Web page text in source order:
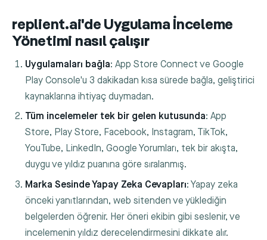
replient.ai'de Uygulama İnceleme
Yönetimi nasıl çalışır
Uygulamaları bağla: App Store Connect ve Google
Play Console'u 3 dakikadan kısa sürede bağla, geliştirici
kaynaklarına ihtiyaç duymadan.
Tüm incelemeler tek bir gelen kutusunda: App
Store, Play Store, Facebook, Instagram, TikTok,
YouTube, LinkedIn, Google Yorumları, tek bir akışta,
duygu ve yıldız puanına göre sıralanmış.
Marka Sesinde Yapay Zeka Cevapları: Yapay zeka
önceki yanıtlarından, web sitenden ve yüklediğin
belgelerden öğrenir. Her öneri ekibin gibi seslenir, ve
incelemenin yıldız derecelendirmesini dikkate alır.